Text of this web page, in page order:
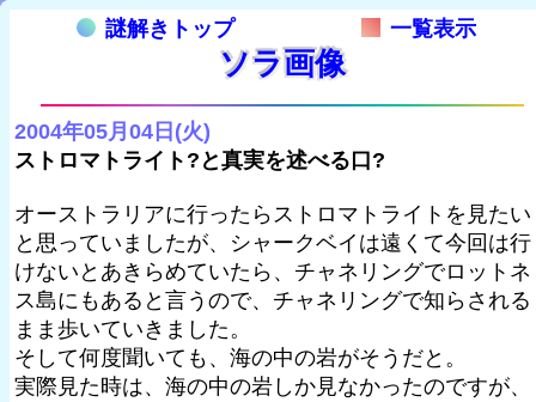
謎解きトップ 一覧表示
ソラ画像
2004年05月04日(火)
ストロマトライト?と真実を述べる口?
オーストラリアに行ったらストロマトライトを見たい
と思っていましたが、シャークベイは遠くて今回は行
けないとあきらめていたら、チャネリングでロットネ
ス島にもあると言うので、チャネリングで知らされる
まま歩いていきました。
そして何度聞いても、海の中の岩がそうだと。
実際見た時は、海の中の岩しか見なかったのですが、